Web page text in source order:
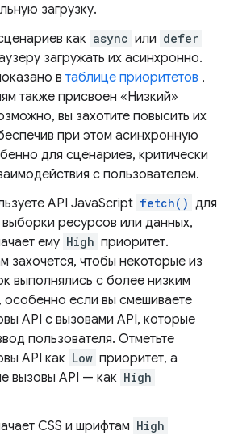
загрузку.
как async или defer
загружать их асинхронно.
в таблице приоритетов ,
также присвоен «Низкий»
вы захотите повысить их
при этом асинхронную
для сценариев, критически
с пользователем.
API JavaScript fetch() для
ресурсов или данных,
ему High приоритет.
захочется, чтобы некоторые из
выполнялись с более низким
особенно если вы смешиваете
API с вызовами API, которые
пользователя. Отметьте
API как Low приоритет, а
вызовы API — как High
CSS и шрифтам High